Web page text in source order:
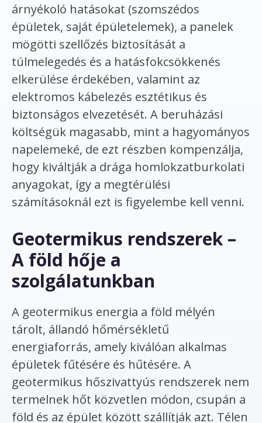
árnyékoló hatásokat (szomszédos
épületek, saját épületelemek), a panelek
mögötti szellőzés biztosítását a
túlmelegedés és a hatásfokcsökkenés
elkerülése érdekében, valamint az
elektromos kábelezés esztétikus és
biztonságos elvezetését. A beruházási
költségük magasabb, mint a hagyományos
napelemeké, de ezt részben kompenzálja,
hogy kiváltják a drága homlokzatburkolati
anyagokat, így a megtérülési
számításoknál ezt is figyelembe kell venni.
Geotermikus rendszerek –
A föld hője a
szolgálatunkban
A geotermikus energia a föld mélyén
tárolt, állandó hőmérsékletű
energiaforrás, amely kiválóan alkalmas
épületek fűtésére és hűtésére. A
geotermikus hőszivattyús rendszerek nem
termelnek hőt közvetlen módon, csupán a
föld és az épület között szállítják azt. Télen